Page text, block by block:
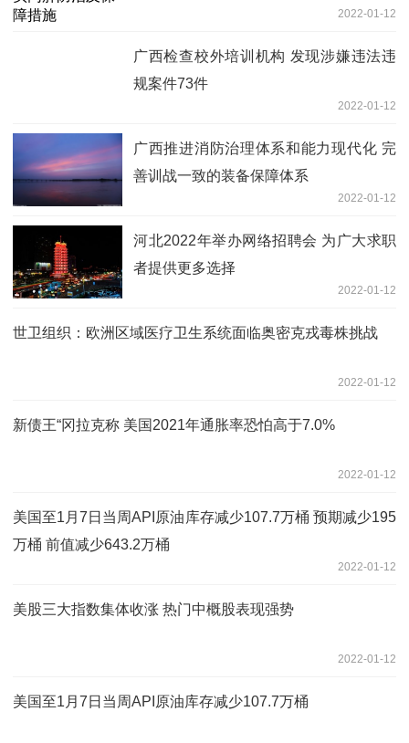
2022-01-12
广西检查校外培训机构 发现涉嫌违法违
规案件73件
2022-01-12
广西推进消防治理体系和能力现代化 完
善训战一致的装备保障体系
2022-01-12
河北2022年举办网络招聘会 为广大求职
者提供更多选择
2022-01-12
世卫组织：欧洲区域医疗卫生系统面临奥密克戎毒株挑战
2022-01-12
新债王“冈拉克称 美国2021年通胀率恐怕高于7.0%
2022-01-12
美国至1月7日当周API原油库存减少107.7万桶 预期减少195
万桶 前值减少643.2万桶
2022-01-12
美股三大指数集体收涨 热门中概股表现强势
2022-01-12
美国至1月7日当周API原油库存减少107.7万桶